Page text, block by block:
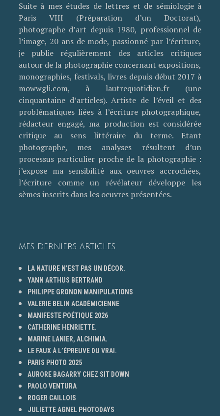
Suite à mes études de lettres et de sémiologie à
Paris VIII (Préparation d’un Doctorat),
photographe d’art depuis 1980, professionnel de
l’image, 20 ans de mode, passionné par l’écriture,
je publie régulièrement des articles critiques
autour de la photographie concernant expositions,
monographies, festivals, livres depuis début 2017 à
mowwgli.com, à lautrequotidien.fr (une
cinquantaine d’articles). Artiste de l’éveil et des
problématiques liées à l’écriture photographique,
rédacteur engagé, ma production est considérée
critique au sens littéraire du terme. Etant
photographe, mes analyses résultent d’un
processus particulier proche de la photographie :
j’expose ma sensibilité aux oeuvres accrochées,
l’écriture comme un révélateur développe les
sèmes inscrits dans les oeuvres présentées.
MES DERNIERS ARTICLES
LA NATURE N’EST PAS UN DÉCOR.
YANN ARTHUS BERTRAND
PHILIPPE GRONON MANIPULATIONS
VALERIE BELIN ACADÉMICIENNE
MANIFESTE POÉTIQUE 2026
CATHERINE HENRIETTE.
MARINE LANIER, ALCHIMIA.
LE FAUX À L’ÉPREUVE DU VRAI.
PARIS PHOTO 2025
AURORE BAGARRY CHEZ SIT DOWN
PAOLO VENTURA
ROGER CAILLOIS
JULIETTE AGNEL PHOTODAYS